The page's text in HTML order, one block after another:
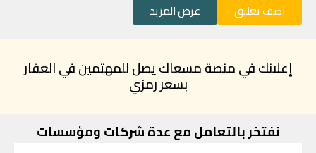
اضف تعليق عرض المزيد
إعلانك في منصة مسعاك يصل للمهتمين في العقار
بسعر رمزي
نفتخر بالتعامل مع عدة شركات ومؤسسات